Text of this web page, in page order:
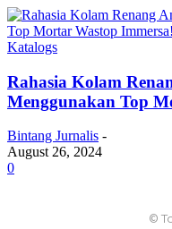
Katalogs
Rahasia Kolam
Menggunakan Top
Bintang Jurnalis -
August 26, 2024
0
©